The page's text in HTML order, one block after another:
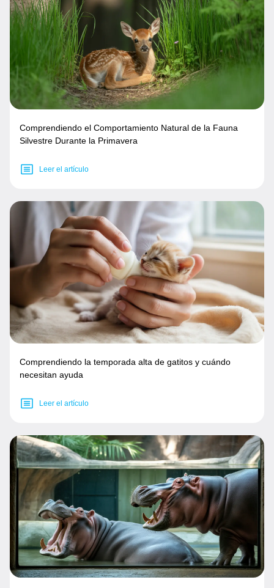
Comprendiendo el Comportamiento Natural de la Fauna
Silvestre Durante la Primavera
Leer el artículo
Comprendiendo la temporada alta de gatitos y cuándo
necesitan ayuda
Leer el artículo